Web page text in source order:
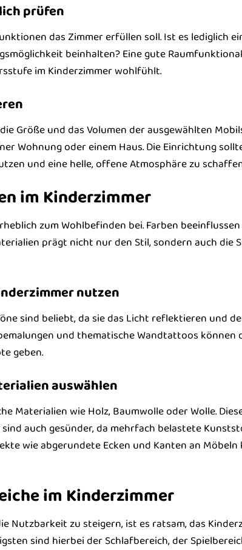
prüfen
das Zimmer erfüllen soll. Ist es lediglich
beinhalten? Eine gute
im Kinderzimmer wohlfühlt.
Größe und das Volumen der ausgewählten
Wohnung oder einem Haus. Die Einrichtung
und eine helle, offene Atmosphäre zu
im Kinderzimmer
zum Wohlbefinden bei. Farben
prägt nicht nur den Stil, sondern auch die
nutzen
sind beliebt, da sie das Licht reflektieren und
und thematische Wandtattoos können
geben.
auswählen
Materialien wie Holz, Baumwolle oder Wolle.
auch gesünder, da mehrfach belastete
wie abgerundete Ecken und Kanten an
im Kinderzimmer
Nutzbarkeit zu steigern, ist es ratsam, das
sind hierbei der Schlafbereich, der